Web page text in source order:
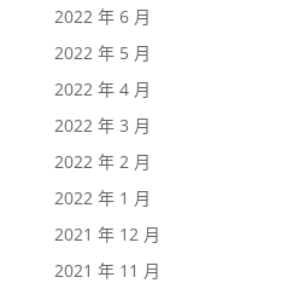
2022 年 6 月
2022 年 5 月
2022 年 4 月
2022 年 3 月
2022 年 2 月
2022 年 1 月
2021 年 12 月
2021 年 11 月